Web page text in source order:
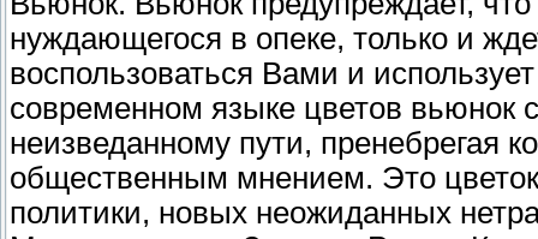
нуждающегося в опеке, только и
воспользоваться Вами и
современном языке цветов вьюнок
неизведанному пути, пренебрегая
общественным мнением. Это
политики, новых неожиданных